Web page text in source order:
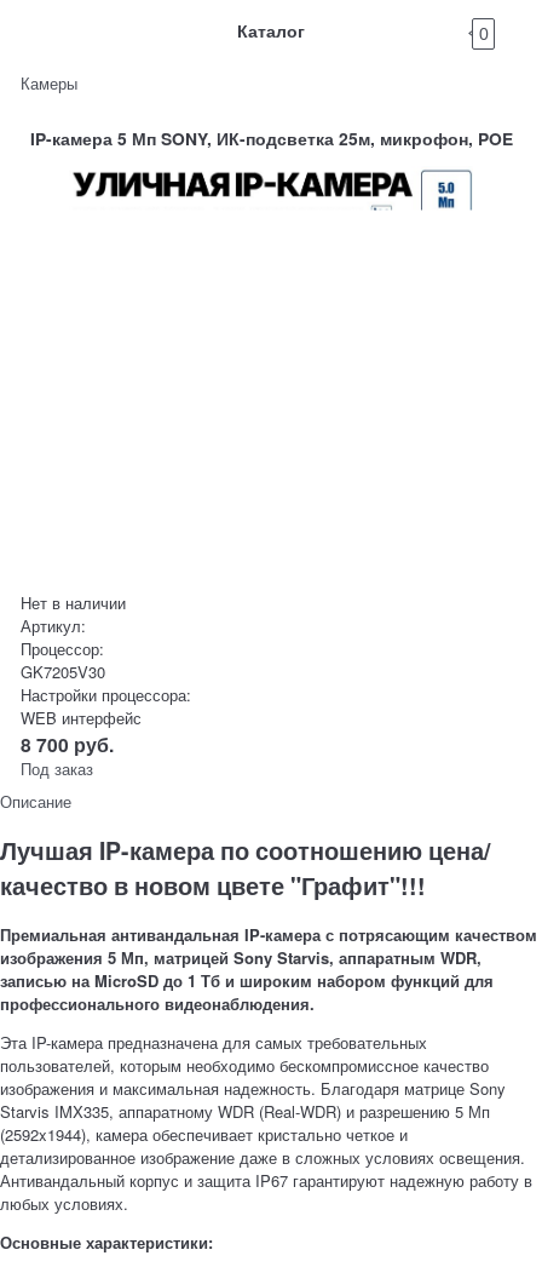
Каталог 0
Камеры
IP-камера 5 Мп SONY, ИК-подсветка 25м, микрофон, POE
Нет в наличии
Артикул:
Процессор:
GK7205V30
Настройки процессора:
WEB интерфейс
8 700 руб.
Под заказ
Описание
Лучшая IP-камера по соотношению цена/
качество в новом цвете "Графит"!!!
Премиальная антивандальная IP-камера с потрясающим качеством
изображения 5 Мп, матрицей Sony Starvis, аппаратным WDR,
записью на MicroSD до 1 Тб и широким набором функций для
профессионального видеонаблюдения.
Эта IP-камера предназначена для самых требовательных
пользователей, которым необходимо бескомпромиссное качество
изображения и максимальная надежность. Благодаря матрице Sony
Starvis IMX335, аппаратному WDR (Real-WDR) и разрешению 5 Мп
(2592x1944), камера обеспечивает кристально четкое и
детализированное изображение даже в сложных условиях освещения.
Антивандальный корпус и защита IP67 гарантируют надежную работу в
любых условиях.
Основные характеристики: